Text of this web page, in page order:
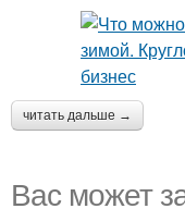
читать дальше →
Вас может